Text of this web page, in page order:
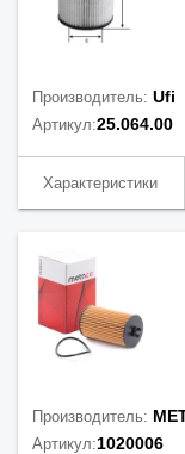
Производитель: Ufi
Артикул:25.064.00
Характеристики
Производитель:
Артикул:1020006